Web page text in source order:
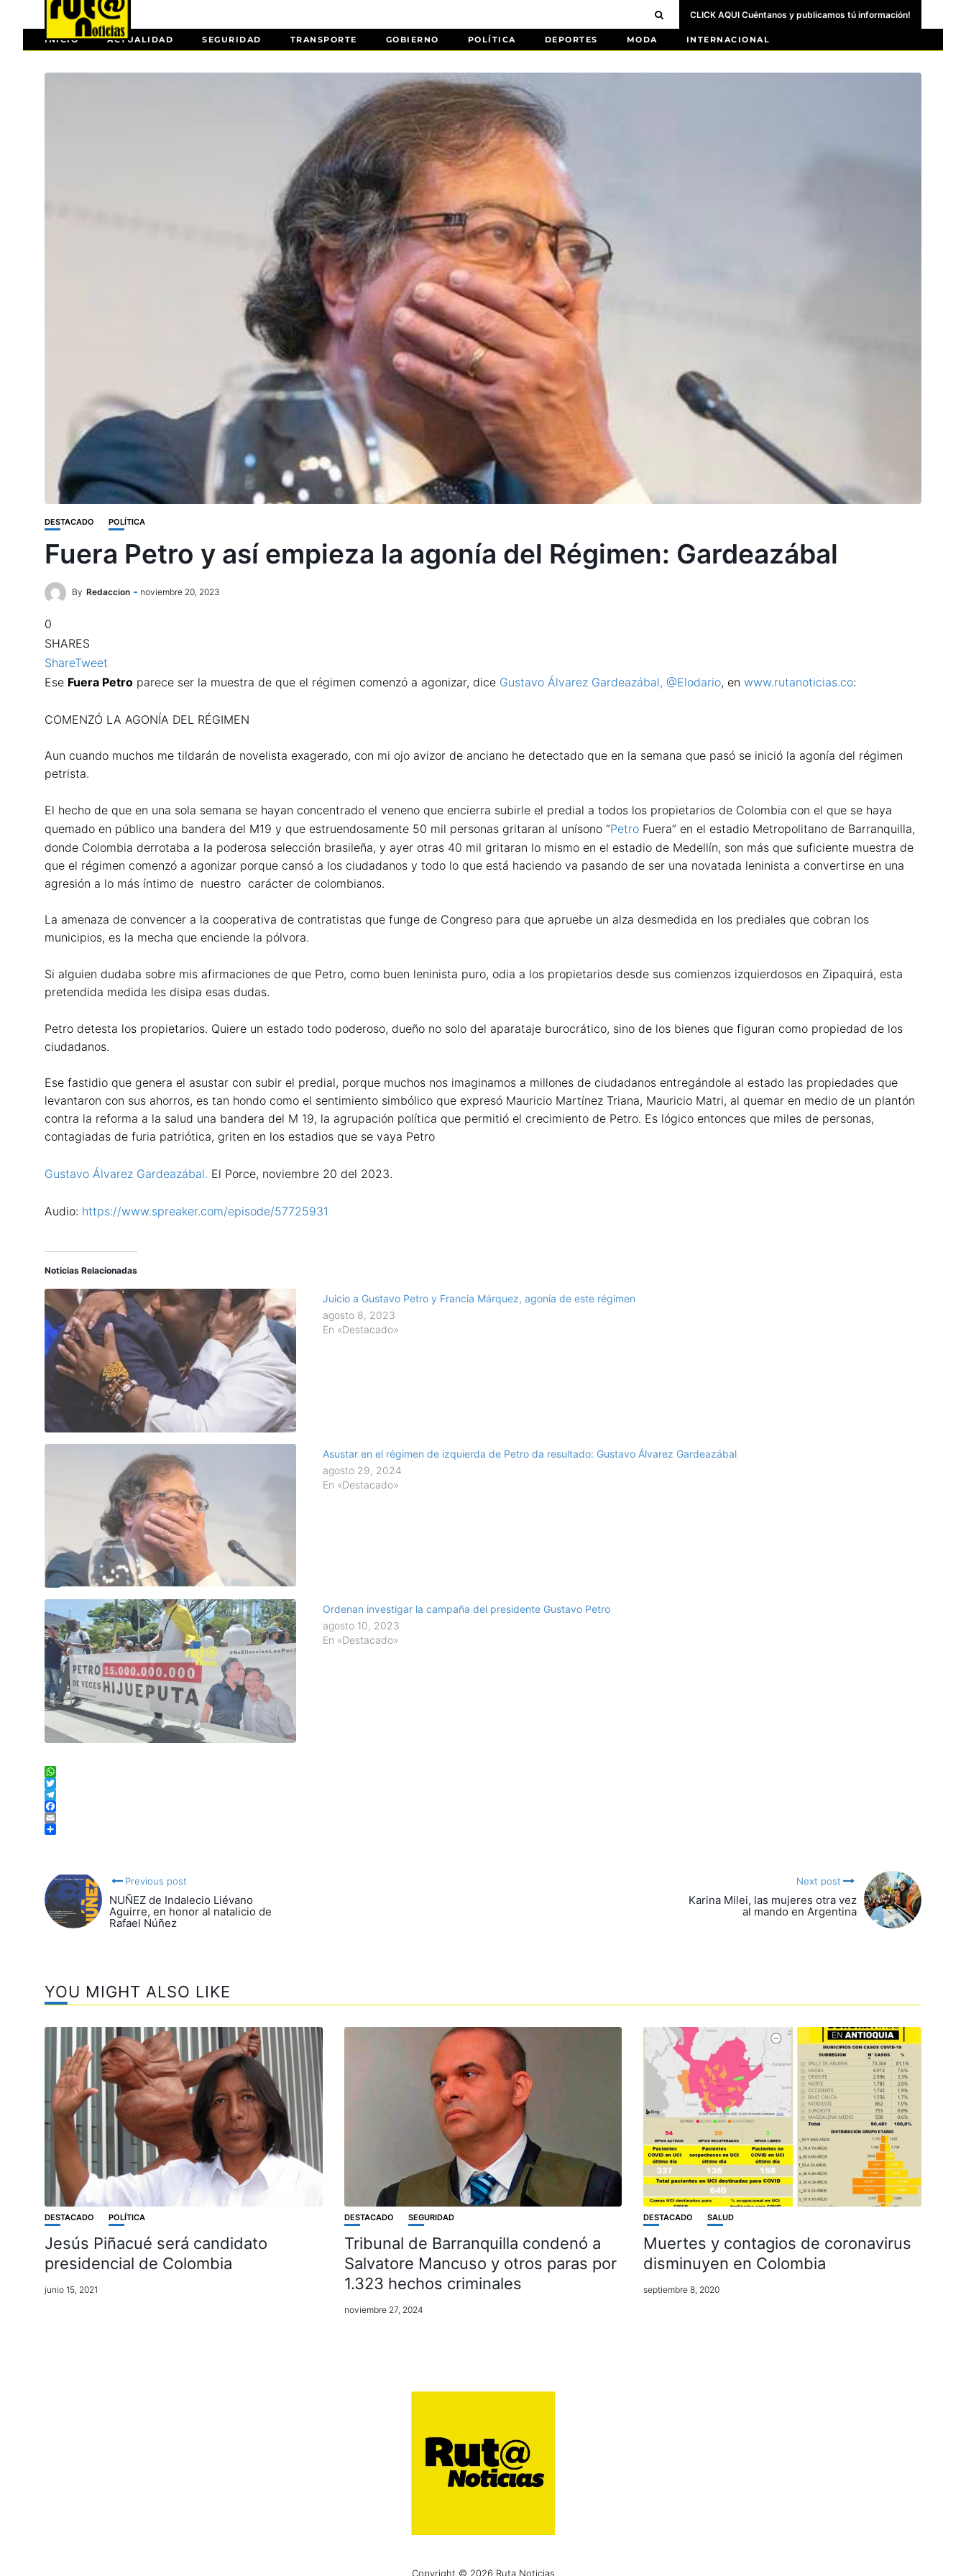
CLICK AQUI Cuéntanos y publicamos tú información!
INICIO ACTUALIDAD SEGURIDAD TRANSPORTE GOBIERNO POLÍTICA DEPORTES MODA INTERNACIONAL
DESTACADO POLÍTICA
Fuera Petro y así empieza la agonía del Régimen: Gardeazábal
By Redaccion noviembre 20, 2023
0
SHARES
ShareTweet
Ese Fuera Petro parece ser la muestra de que el régimen comenzó a agonizar, dice Gustavo Álvarez Gardeazábal, @Elodario, en www.rutanoticias.co:
COMENZÓ LA AGONÍA DEL RÉGIMEN
Aun cuando muchos me tildarán de novelista exagerado, con mi ojo avizor de anciano he detectado que en la semana que pasó se inició la agonía del régimen
petrista.
El hecho de que en una sola semana se hayan concentrado el veneno que encierra subirle el predial a todos los propietarios de Colombia con el que se haya
quemado en público una bandera del M19 y que estruendosamente 50 mil personas gritaran al unísono “Petro Fuera” en el estadio Metropolitano de Barranquilla,
donde Colombia derrotaba a la poderosa selección brasileña, y ayer otras 40 mil gritaran lo mismo en el estadio de Medellín, son más que suficiente muestra de
que el régimen comenzó a agonizar porque cansó a los ciudadanos y todo lo que está haciendo va pasando de ser una novatada leninista a convertirse en una
agresión a lo más íntimo de nuestro carácter de colombianos.
La amenaza de convencer a la cooperativa de contratistas que funge de Congreso para que apruebe un alza desmedida en los prediales que cobran los
municipios, es la mecha que enciende la pólvora.
Si alguien dudaba sobre mis afirmaciones de que Petro, como buen leninista puro, odia a los propietarios desde sus comienzos izquierdosos en Zipaquirá, esta
pretendida medida les disipa esas dudas.
Petro detesta los propietarios. Quiere un estado todo poderoso, dueño no solo del aparataje burocrático, sino de los bienes que figuran como propiedad de los
ciudadanos.
Ese fastidio que genera el asustar con subir el predial, porque muchos nos imaginamos a millones de ciudadanos entregándole al estado las propiedades que
levantaron con sus ahorros, es tan hondo como el sentimiento simbólico que expresó Mauricio Martínez Triana, Mauricio Matri, al quemar en medio de un plantón
contra la reforma a la salud una bandera del M 19, la agrupación política que permitió el crecimiento de Petro. Es lógico entonces que miles de personas,
contagiadas de furia patriótica, griten en los estadios que se vaya Petro
Gustavo Álvarez Gardeazábal. El Porce, noviembre 20 del 2023.
Audio: https://www.spreaker.com/episode/57725931
Noticias Relacionadas
Juicio a Gustavo Petro y Francia Márquez, agonía de este régimen
agosto 8, 2023
En «Destacado»
Asustar en el régimen de izquierda de Petro da resultado: Gustavo Álvarez Gardeazábal
agosto 29, 2024
En «Destacado»
Ordenan investigar la campaña del presidente Gustavo Petro
agosto 10, 2023
En «Destacado»
WhatsApp
Twitter
Telegram
Facebook
Email
Previous post
NUÑEZ de Indalecio Liévano
Aguirre, en honor al natalicio de
Rafael Núñez
Next post
Karina Milei, las mujeres otra vez
al mando en Argentina
YOU MIGHT ALSO LIKE
DESTACADO POLÍTICA
Jesús Piñacué será candidato
presidencial de Colombia
junio 15, 2021
DESTACADO SEGURIDAD
Tribunal de Barranquilla condenó a
Salvatore Mancuso y otros paras por
1.323 hechos criminales
noviembre 27, 2024
DESTACADO SALUD
Muertes y contagios de coronavirus
disminuyen en Colombia
septiembre 8, 2020
Copyright © 2026 Ruta Noticias